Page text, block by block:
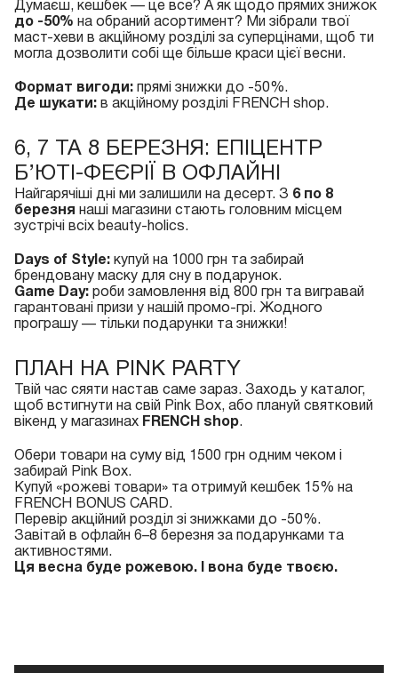
Думаєш, кешбек — це все? А як щодо прямих знижок
до -50% на обраний асортимент? Ми зібрали твої
маст-хеви в акційному розділі за суперцінами, щоб ти
могла дозволити собі ще більше краси цієї весни.
Формат вигоди: прямі знижки до -50%.
Де шукати: в акційному розділі FRENCH shop.
6, 7 ТА 8 БЕРЕЗНЯ: ЕПІЦЕНТР
Б’ЮТІ-ФЕЄРІЇ В ОФЛАЙНІ
Найгарячіші дні ми залишили на десерт. З 6 по 8
березня
наші магазини стають головним місцем
зустрічі всіх beauty-holics.
Days of Style: купуй на 1000 грн та забирай
брендовану маску для сну в подарунок.
Game Day: роби замовлення від 800 грн та вигравай
гарантовані призи у нашій промо-грі. Жодного
програшу — тільки подарунки та знижки!
ПЛАН НА PINK PARTY
Твій час сяяти настав саме зараз. Заходь у каталог,
щоб встигнути на свій Pink Box, або плануй святковий
вікенд у магазинах FRENCH shop.
Обери товари на суму від 1500 грн одним чеком і
забирай Pink Box.
Купуй «рожеві товари» та отримуй кешбек 15% на
FRENCH BONUS CARD.
Перевір акційний розділ зі знижками до -50%.
Завітай в офлайн 6–8 березня за подарунками та
активностями.
Ця весна буде рожевою. І вона буде твоєю.